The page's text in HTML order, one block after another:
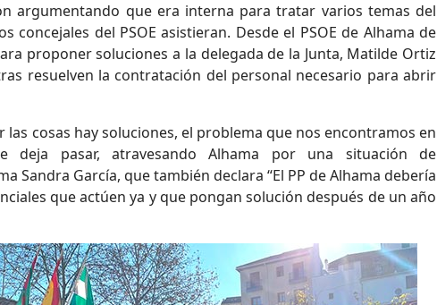
argumentando que era interna para tratar varios temas del
concejales del PSOE asistieran. Desde el PSOE de Alhama de
proponer soluciones a la delegada de la Junta, Matilde Ortiz
resuelven la contratación del personal necesario para abrir
las cosas hay soluciones, el problema que nos encontramos en
pasar, atravesando Alhama por una situación de
Sandra García, que también declara “El PP de Alhama debería
que actúen ya y que pongan solución después de un año